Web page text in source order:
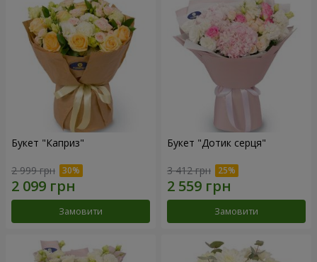
Букет "Каприз"
2 999 грн
Замовити
Букет "Дотик серця"
3 412 грн
Замовити